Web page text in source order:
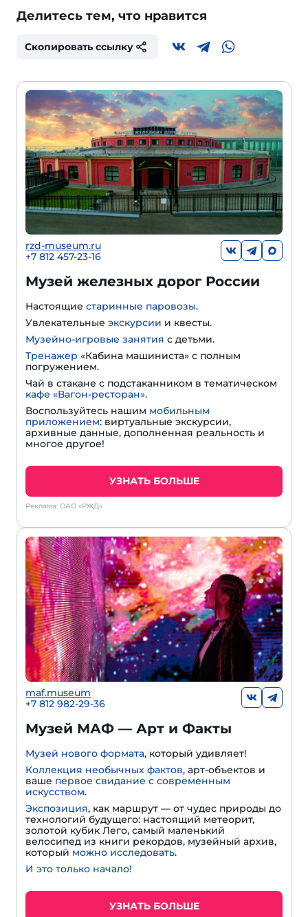
Делитесь тем, что нравится
Скопировать ссылку
rzd-museum.ru
+7 812 457-23-16
Музей железных дорог России
Настоящие старинные паровозы.
Увлекательные экскурсии и квесты.
Музейно-игровые занятия с детьми.
Тренажер «Кабина машиниста» с полным
погружением.
Чай в стакане с подстаканником в тематическом
кафе «Вагон-ресторан».
Воспользуйтесь нашим мобильным
приложением: виртуальные экскурсии,
архивные данные, дополненная реальность и
многое другое!
УЗНАТЬ БОЛЬШЕ
Реклама: ОАО «РЖД»
maf.museum
+7 812 982-29-36
Музей МАФ — Арт и Факты
Музей нового формата, который удивляет!
Коллекция необычных фактов, арт-объектов и
ваше первое свидание с современным
искусством.
Экспозиция, как маршрут — от чудес природы до
технологий будущего: настоящий метеорит,
золотой кубик Лего, самый маленький
велосипед из книги рекордов, музейный архив,
который можно исследовать.
И это только начало!
УЗНАТЬ БОЛЬШЕ